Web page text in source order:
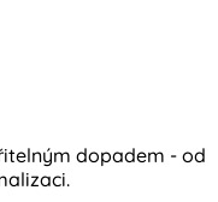
dopadem - od